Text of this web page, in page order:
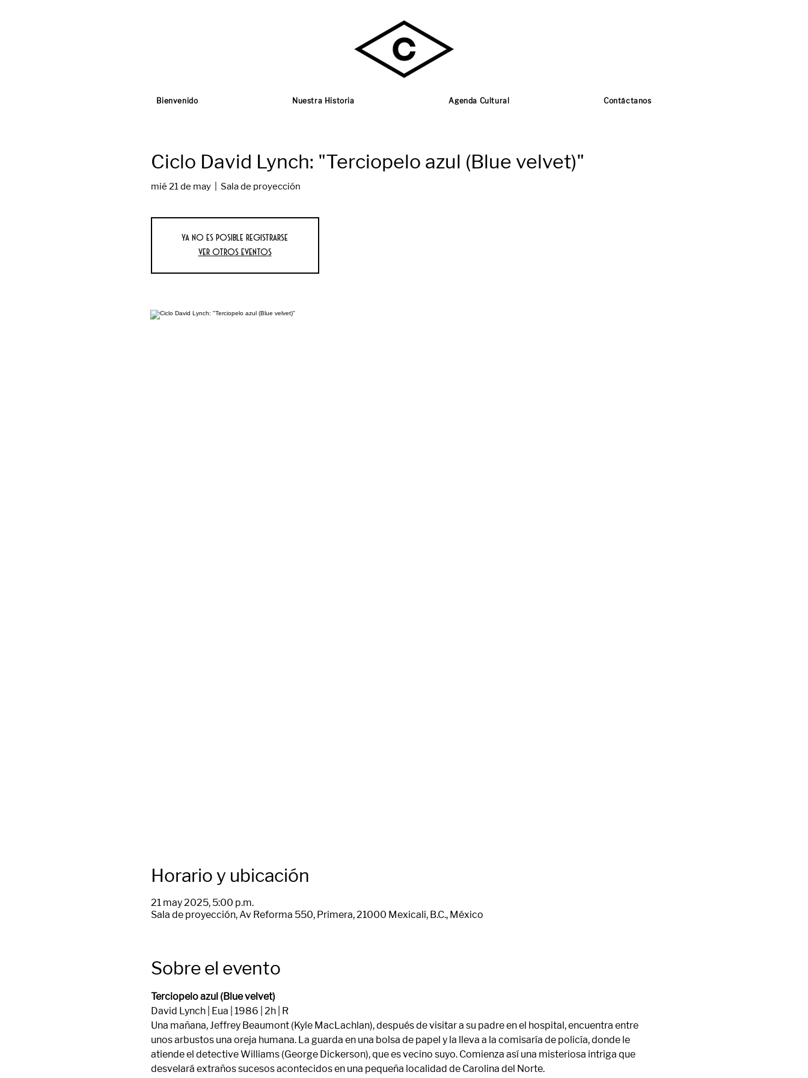
Bienvenido Nuestra Historia Agenda Cultural Contáctanos
Ciclo David Lynch: "Terciopelo azul (Blue velvet)"
mié 21 de may
  |
Sala de proyección
Ya no es posible registrarse
Ver otros eventos
Horario y ubicación
21 may 2025, 5:00 p.m.
Sala de proyección, Av Reforma 550, Primera, 21000 Mexicali, B.C., México
Sobre el evento
Terciopelo azul (Blue velvet)
David Lynch | Eua | 1986 | 2h | R
Una mañana, Jeffrey Beaumont (Kyle MacLachlan), después de visitar a su padre en el hospital, encuentra entre
unos arbustos una oreja humana. La guarda en una bolsa de papel y la lleva a la comisaría de policía, donde le
atiende el detective Williams (George Dickerson), que es vecino suyo. Comienza así una misteriosa intriga que
desvelará extraños sucesos acontecidos en una pequeña localidad de Carolina del Norte.